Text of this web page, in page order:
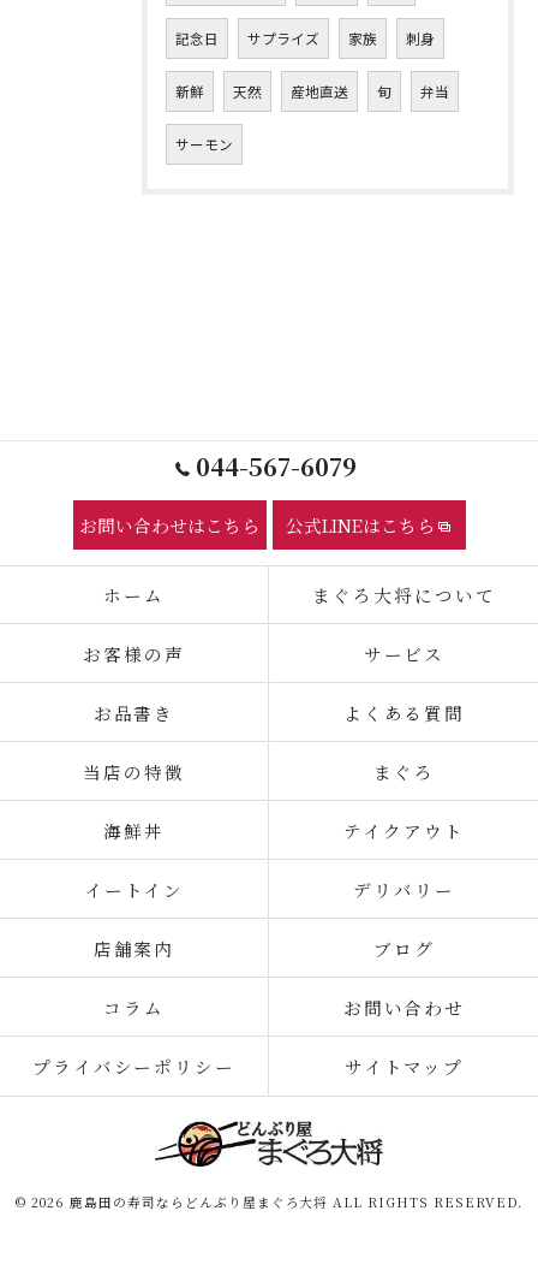
記念日 サプライズ 家族 刺身
新鮮 天然 産地直送 旬 弁当
サーモン
044-567-6079
お問い合わせはこちら 公式LINEはこちら
ホーム まぐろ大将について
お客様の声 サービス
お品書き よくある質問
当店の特徴 まぐろ
海鮮丼 テイクアウト
イートイン デリバリー
店舗案内 ブログ
コラム お問い合わせ
プライバシーポリシー サイトマップ
© 2026 鹿島田の寿司ならどんぶり屋まぐろ大将 ALL RIGHTS RESERVED.